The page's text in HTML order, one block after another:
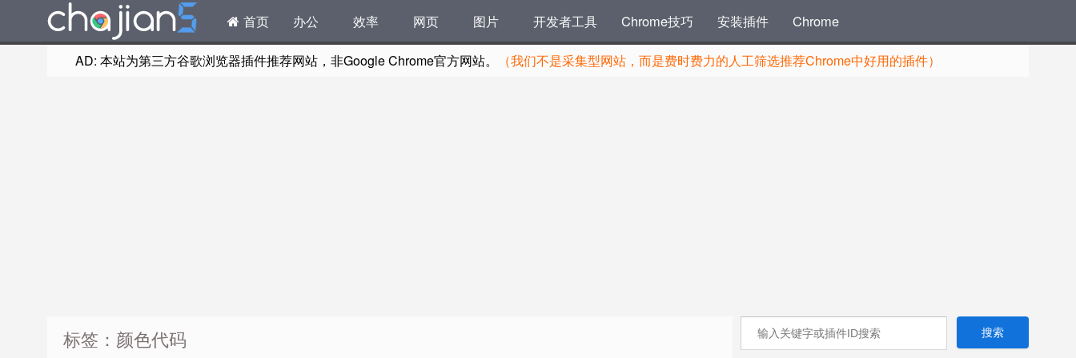
首页 办公 效率 网页 图片 开发者工具 Chrome技巧 安装插件 Chrome
AD: 本站为第三方谷歌浏览器插件推荐网站，非Google Chrome官方网站。 （我们不是采集型网站，而是费时费力的人工筛选推荐Chrome中好用的插件）
标签：颜色代码